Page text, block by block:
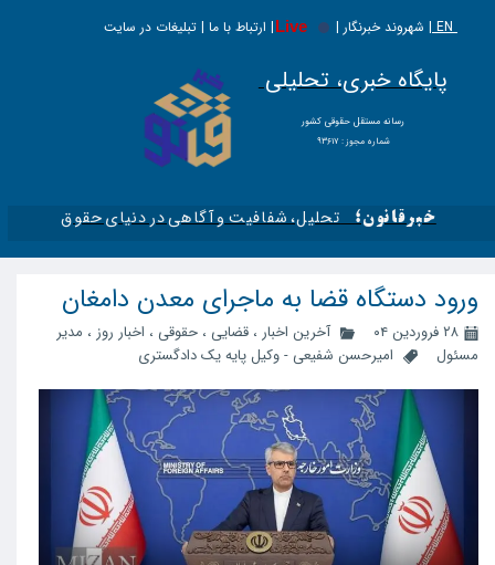
EN | شهروند خبرنگار | | ارتباط با ما | تبلیغات در سایت
Live
پایگاه خبری، تحلیلی
​​​​رسانه مستقل حقوقی کشور
شماره مجوز : ۹۳۶۱۷
خبرقانون؛ تحلیل، شفافیت و آگاهی در دنیای حقوق​​​​​​​
ورود دستگاه قضا به ماجرای معدن دامغان
۲۸ فروردین ۰۴ آخرین اخبار ، قضایی ، حقوقی ، اخبار روز ، مدیر
مسئول
امیرحسن شفیعی - وکیل پایه یک دادگستری